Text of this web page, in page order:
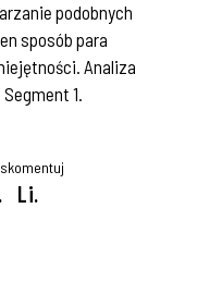
podobnych
sposób para
Analiza
1.
Li.